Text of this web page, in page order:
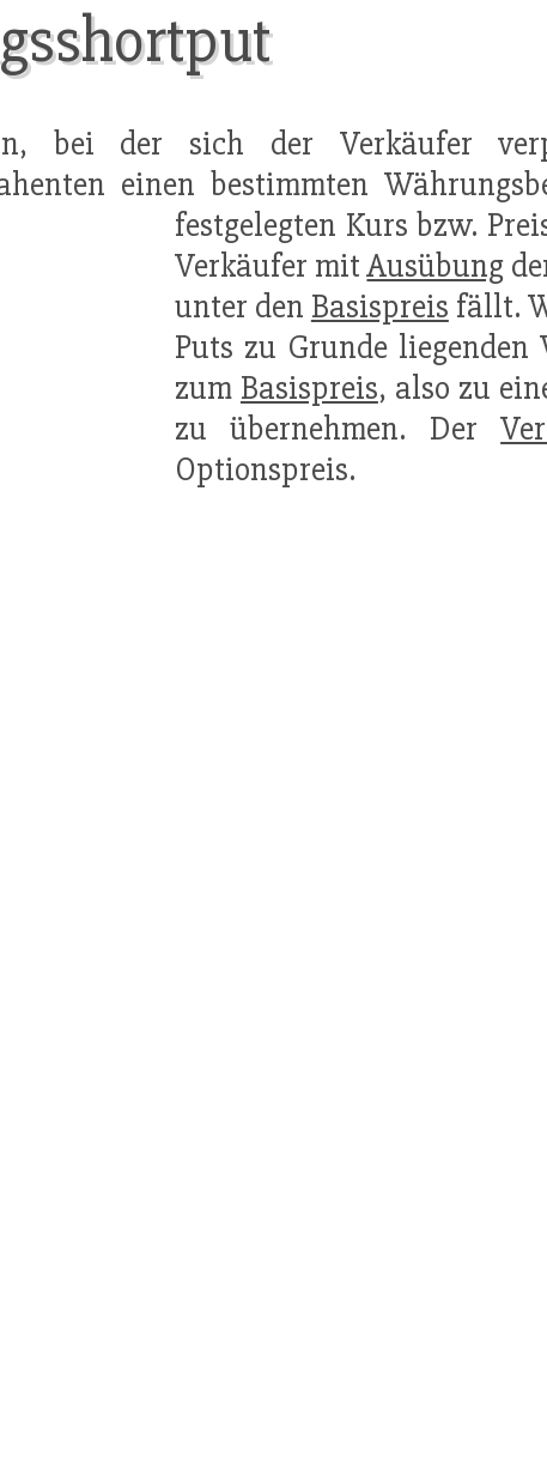
bei der sich der Verkäufer
einen bestimmten
festgelegten Kurs bzw.
Verkäufer mitAusübung
unter den Basispreis fällt.
Puts zu Grunde liegenden
zum Basispreis, also zu
zu übernehmen. Der
Optionspreis.